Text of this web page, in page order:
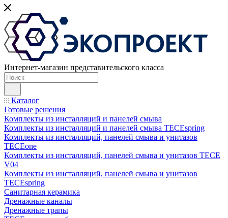
Интернет-магазин представительского класса
Каталог
Готовые решения
Комплекты из инсталляций и панелей смыва
Комплекты из инсталляций и панелей смыва TECEspring
Комплекты из инсталляций, панелей смыва и унитазов
TECEone
Комплекты из инсталляций, панелей смыва и унитазов ТЕСЕ
V04
Комплекты из инсталляций, панелей смыва и унитазов
TECEspring
Санитарная керамика
Дренажные каналы
Дренажные трапы